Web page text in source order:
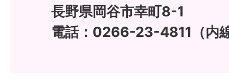
長野県岡谷市幸町8-1
電話：0266-23-4811（内